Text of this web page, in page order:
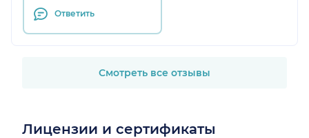
мои опасения. Но главное
— доктор не просто
сказала «что», а подробно
произошло и как этого
Ответить
Смотреть все отзывы
Лицензии и сертификаты